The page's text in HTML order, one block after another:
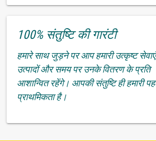
100% संतुष्टि की गारंटी
हमारे साथ जुड़ने पर आप हमारी उत्कृष्ट
उत्पादों और समय पर उनके वितरण के प्रति
आशान्वित रहेंगे। आपकी संतुष्टि ही हमारी
प्राथमिकता है।